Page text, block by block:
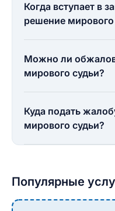
Когда вступает в
решение мирового
Можно ли
мирового судьи?
Куда подать
мирового судьи?
Популярные